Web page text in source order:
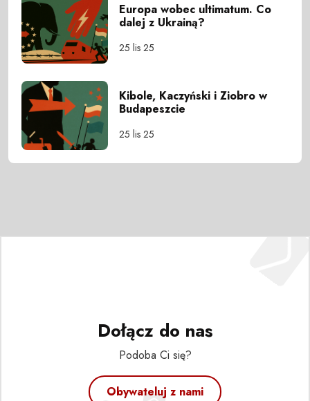
Europa wobec ultimatum. Co
dalej z Ukrainą?
25 lis 25
Kibole, Kaczyński i Ziobro w
Budapeszcie
25 lis 25
Dołącz do nas
Podoba Ci się?
Obywateluj z nami